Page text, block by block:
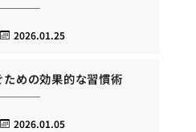
2026.01.25
めの効果的な習慣術
2026.01.05